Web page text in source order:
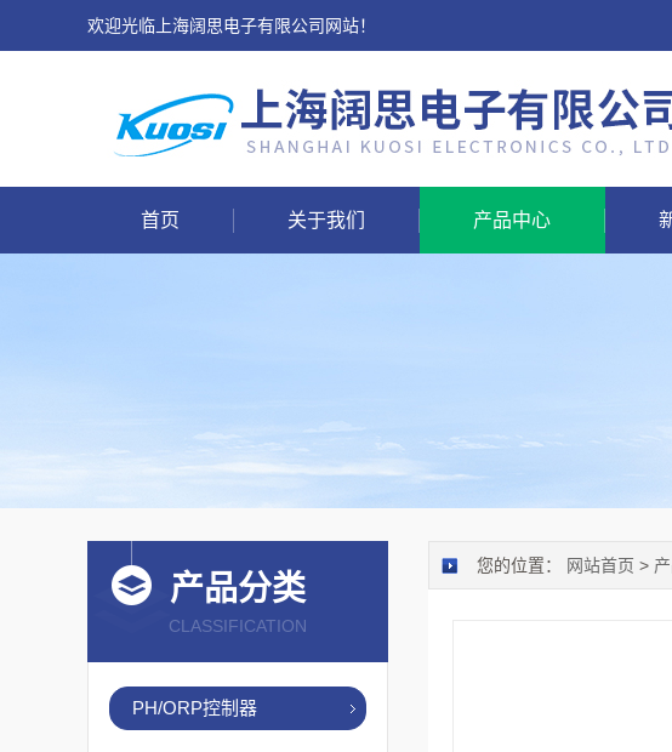
欢迎光临上海阔思电子有限公司网站！
首页 关于我们 产品中心
您的位置： 网站首页 >
产品分类
CLASSIFICATION
PH/ORP控制器